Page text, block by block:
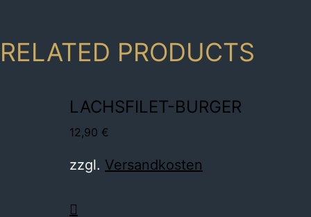
RELATED PRODUCTS
LACHSFILET-BURGER
12,90 €
zzgl. Versandkosten